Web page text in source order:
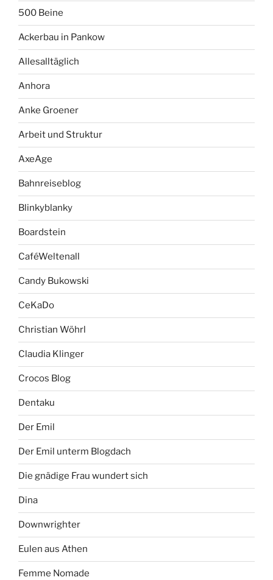
500 Beine
Ackerbau in Pankow
Allesalltäglich
Anhora
Anke Groener
Arbeit und Struktur
AxeAge
Bahnreiseblog
Blinkyblanky
Boardstein
CaféWeltenall
Candy Bukowski
CeKaDo
Christian Wöhrl
Claudia Klinger
Crocos Blog
Dentaku
Der Emil
Der Emil unterm Blogdach
Die gnädige Frau wundert sich
Dina
Downwrighter
Eulen aus Athen
Femme Nomade